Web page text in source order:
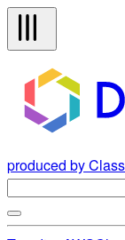
produced by